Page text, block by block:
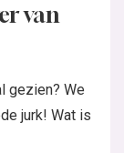
van
gezien? We
jurk! Wat is